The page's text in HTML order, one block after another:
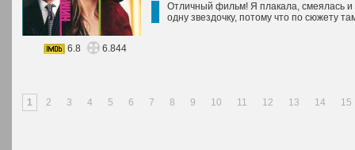
Отличный фильм! Я плакала, смеялась и
одну звездочку, потому что по сюжету
6.8 6.844
1 2 3 4 5 6 7 8 9 10 11 12 13 14 15